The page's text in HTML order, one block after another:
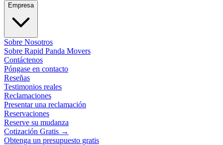
Empresa
Sobre Nosotros
Sobre Rapid Panda Movers
Contáctenos
Póngase en contacto
Reseñas
Testimonios reales
Reclamaciones
Presentar una reclamación
Reservaciones
Reserve su mudanza
Cotización Gratis →
Obtenga un presupuesto gratis